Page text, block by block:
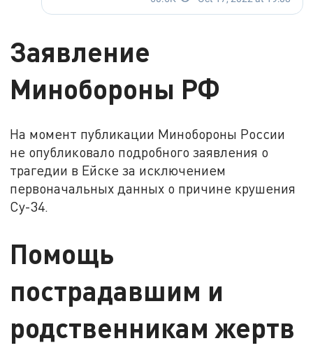
Заявление
Минобороны РФ
На момент публикации Минобороны России
не опубликовало подробного заявления о
трагедии в Ейске за исключением
первоначальных данных о причине крушения
Су-34.
Помощь
пострадавшим и
родственникам жертв